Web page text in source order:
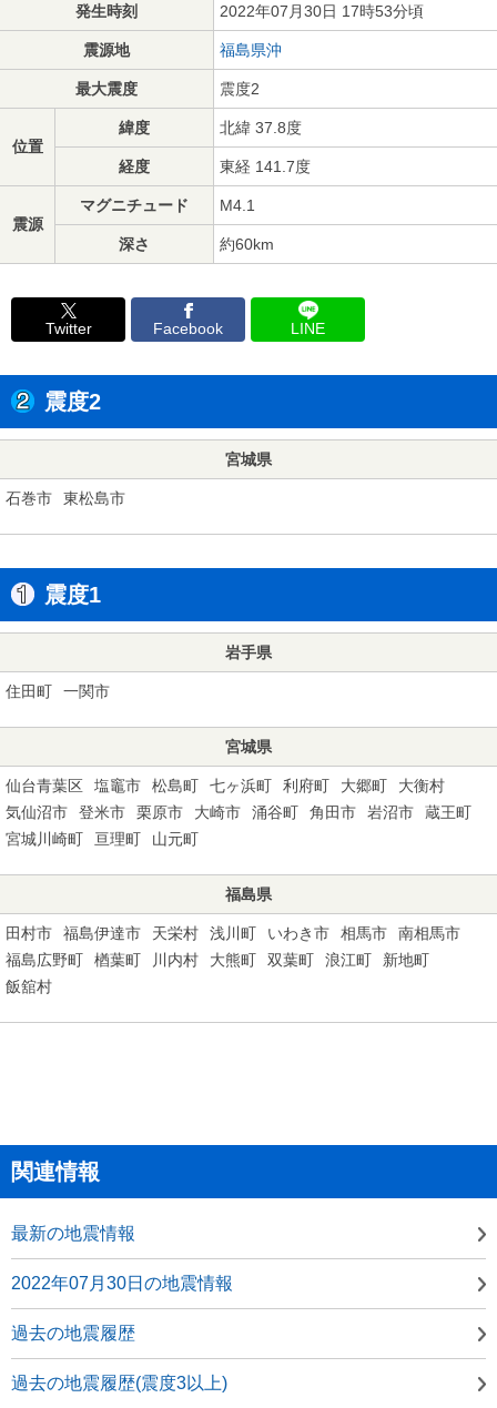
発生時刻 2022年07月30日 17時53分頃
震源地 福島県沖
最大震度 震度2
位置
緯度 北緯 37.8度
経度 東経 141.7度
震源
マグニチュード M4.1
深さ 約60km
Twitter Facebook LINE
震度2
宮城県
石巻市 東松島市
震度1
岩手県
住田町 一関市
宮城県
仙台青葉区 塩竈市 松島町 七ヶ浜町 利府町 大郷町
大衡村
気仙沼市
登米市 栗原市 大崎市 涌谷町 角田市 岩沼市
蔵王町
宮城川崎町
亘理町 山元町
福島県
田村市 福島伊達市 天栄村 浅川町 いわき市 相馬市
南相馬市
福島広野町
楢葉町 川内村 大熊町 双葉町 浪江町
新地町
飯舘村
関連情報
最新の地震情報
2022年07月30日の地震情報
過去の地震履歴
過去の地震履歴(震度3以上)